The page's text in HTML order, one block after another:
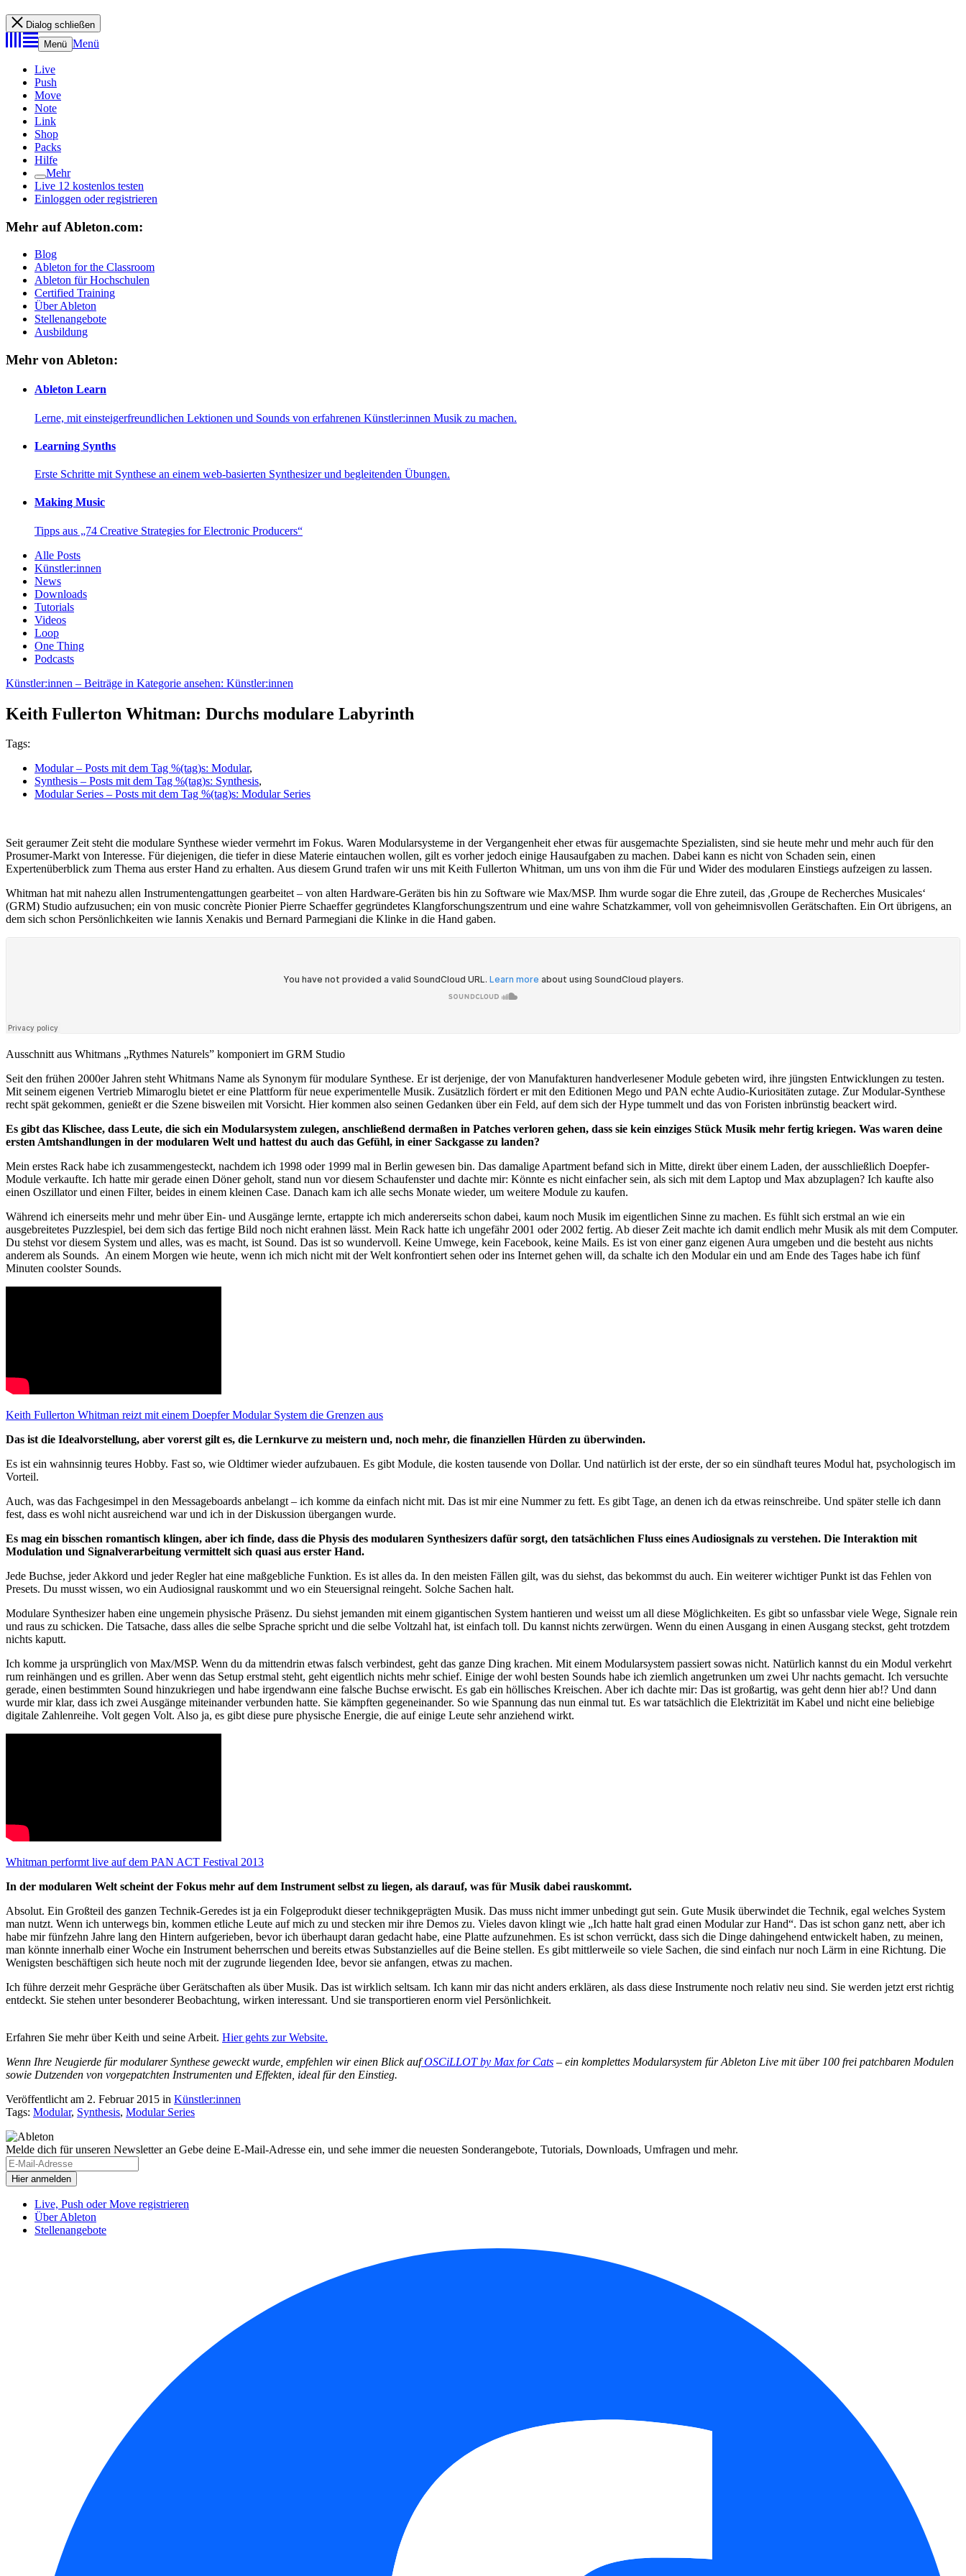
Dialog schließen
Menü Menü
Live
Push
Move
Note
Link
Shop
Packs
Hilfe
Mehr
Live 12 kostenlos testen
Einloggen oder registrieren
Mehr auf Ableton.com:
Blog
Ableton for the Classroom
Ableton für Hochschulen
Certified Training
Über Ableton
Stellenangebote
Ausbildung
Mehr von Ableton:
Ableton Learn
Lerne, mit einsteigerfreundlichen Lektionen und Sounds von erfahrenen Künstler:innen Musik zu machen.
Learning Synths
Erste Schritte mit Synthese an einem web-basierten Synthesizer und begleitenden Übungen.
Making Music
Tipps aus „74 Creative Strategies for Electronic Producers“
Alle Posts
Künstler:innen
News
Downloads
Tutorials
Videos
Loop
One Thing
Podcasts
Künstler:innen – Beiträge in Kategorie ansehen: Künstler:innen
Keith Fullerton Whitman: Durchs modulare Labyrinth
Tags:
Modular– Posts mit dem Tag %(tag)s: Modular,
Synthesis – Posts mit dem Tag %(tag)s: Synthesis,
Modular Series – Posts mit dem Tag %(tag)s: Modular Series
Seit geraumer Zeit steht die modulare Synthese wieder vermehrt im Fokus. Waren Modularsysteme in der Vergangenheit eher etwas für ausgemachte Spezialisten, sind sie heute mehr und mehr auch für den
Prosumer-Markt von Interesse. Für diejenigen, die tiefer in diese Materie eintauchen wollen, gilt es vorher jedoch einige Hausaufgaben zu machen. Dabei kann es nicht von Schaden sein, einen
Expertenüberblick zum Thema aus erster Hand zu erhalten. Aus diesem Grund trafen wir uns mit Keith Fullerton Whitman, um uns von ihm die Für und Wider des modularen Einstiegs aufzeigen zu lassen.
Whitman hat mit nahezu allen Instrumentengattungen gearbeitet – von alten Hardware-Geräten bis hin zu Software wie Max/MSP. Ihm wurde sogar die Ehre zuteil, das ,Groupe de Recherches Musicales‘
(GRM) Studio aufzusuchen; ein von music concrète Pionier Pierre Schaeffer gegründetes Klangforschungszentrum und eine wahre Schatzkammer, voll von geheimnisvollen Gerätschaften. Ein Ort übrigens, an
dem sich schon Persönlichkeiten wie Iannis Xenakis und Bernard Parmegiani die Klinke in die Hand gaben.
Ausschnitt aus Whitmans „Rythmes Naturels” komponiert im GRM Studio
Seit den frühen 2000er Jahren steht Whitmans Name als Synonym für modulare Synthese. Er ist derjenige, der von Manufakturen handverlesener Module gebeten wird, ihre jüngsten Entwicklungen zu testen.
Mit seinem eigenen Vertrieb Mimaroglu bietet er eine Plattform für neue experimentelle Musik. Zusätzlich fördert er mit den Editionen Mego und PAN echte Audio-Kuriositäten zutage. Zur Modular-Synthese
recht spät gekommen, genießt er die Szene bisweilen mit Vorsicht. Hier kommen also seinen Gedanken über ein Feld, auf dem sich der Hype tummelt und das von Foristen inbrünstig beackert wird.
Es gibt das Klischee, dass Leute, die sich ein Modularsystem zulegen, anschließend dermaßen in Patches verloren gehen, dass sie kein einziges Stück Musik mehr fertig kriegen. Was waren deine
ersten Amtshandlungen in der modularen Welt und hattest du auch das Gefühl, in einer Sackgasse zu landen?
Mein erstes Rack habe ich zusammengesteckt, nachdem ich 1998 oder 1999 mal in Berlin gewesen bin. Das damalige Apartment befand sich in Mitte, direkt über einem Laden, der ausschließlich Doepfer-
Module verkaufte. Ich hatte mir gerade einen Döner geholt, stand nun vor diesem Schaufenster und dachte mir: Könnte es nicht einfacher sein, als sich mit dem Laptop und Max abzuplagen? Ich kaufte also
einen Oszillator und einen Filter, beides in einem kleinen Case. Danach kam ich alle sechs Monate wieder, um weitere Module zu kaufen.
Während ich einerseits mehr und mehr über Ein- und Ausgänge lernte, ertappte ich mich andererseits schon dabei, kaum noch Musik im eigentlichen Sinne zu machen. Es fühlt sich erstmal an wie ein
ausgebreitetes Puzzlespiel, bei dem sich das fertige Bild noch nicht erahnen lässt. Mein Rack hatte ich ungefähr 2001 oder 2002 fertig. Ab dieser Zeit machte ich damit endlich mehr Musik als mit dem Computer.
Du stehst vor diesem System und alles, was es macht, ist Sound. Das ist so wundervoll. Keine Umwege, kein Facebook, keine Mails. Es ist von einer ganz eigenen Aura umgeben und die besteht aus nichts
anderem als Sounds. An einem Morgen wie heute, wenn ich mich nicht mit der Welt konfrontiert sehen oder ins Internet gehen will, da schalte ich den Modular ein und am Ende des Tages habe ich fünf
Minuten coolster Sounds.
Keith Fullerton Whitman reizt mit einem Doepfer Modular System die Grenzen aus
Das ist die Idealvorstellung, aber vorerst gilt es, die Lernkurve zu meistern und, noch mehr, die finanziellen Hürden zu überwinden.
Es ist ein wahnsinnig teures Hobby. Fast so, wie Oldtimer wieder aufzubauen. Es gibt Module, die kosten tausende von Dollar. Und natürlich ist der erste, der so ein sündhaft teures Modul hat, psychologisch im
Vorteil.
Auch, was das Fachgesimpel in den Messageboards anbelangt – ich komme da einfach nicht mit. Das ist mir eine Nummer zu fett. Es gibt Tage, an denen ich da etwas reinschreibe. Und später stelle ich dann
fest, dass es wohl nicht ausreichend war und ich in der Diskussion übergangen wurde.
Es mag ein bisschen romantisch klingen, aber ich finde, dass die Physis des modularen Synthesizers dafür sorgt, den tatsächlichen Fluss eines Audiosignals zu verstehen. Die Interaktion mit
Modulation und Signalverarbeitung vermittelt sich quasi aus erster Hand.
Jede Buchse, jeder Akkord und jeder Regler hat eine maßgebliche Funktion. Es ist alles da. In den meisten Fällen gilt, was du siehst, das bekommst du auch. Ein weiterer wichtiger Punkt ist das Fehlen von
Presets. Du musst wissen, wo ein Audiosignal rauskommt und wo ein Steuersignal reingeht. Solche Sachen halt.
Modulare Synthesizer haben eine ungemein physische Präsenz. Du siehst jemanden mit einem gigantischen System hantieren und weisst um all diese Möglichkeiten. Es gibt so unfassbar viele Wege, Signale rein
und raus zu schicken. Die Tatsache, dass alles die selbe Sprache spricht und die selbe Voltzahl hat, ist einfach toll. Du kannst nichts zerwürgen. Wenn du einen Ausgang in einen Ausgang steckst, geht trotzdem
nichts kaputt.
Ich komme ja ursprünglich von Max/MSP. Wenn du da mittendrin etwas falsch verbindest, geht das ganze Ding krachen. Mit einem Modularsystem passiert sowas nicht. Natürlich kannst du ein Modul verkehrt
rum reinhängen und es grillen. Aber wenn das Setup erstmal steht, geht eigentlich nichts mehr schief. Einige der wohl besten Sounds habe ich ziemlich angetrunken um zwei Uhr nachts gemacht. Ich versuchte
gerade, einen bestimmten Sound hinzukriegen und habe irgendwann eine falsche Buchse erwischt. Es gab ein höllisches Kreischen. Aber ich dachte mir: Das ist großartig, was geht denn hier ab!? Und dann
wurde mir klar, dass ich zwei Ausgänge miteinander verbunden hatte. Sie kämpften gegeneinander. So wie Spannung das nun einmal tut. Es war tatsächlich die Elektrizität im Kabel und nicht eine beliebige
digitale Zahlenreihe. Volt gegen Volt. Also ja, es gibt diese pure physische Energie, die auf einige Leute sehr anziehend wirkt.
Whitman performt live auf dem PAN ACT Festival 2013
In der modularen Welt scheint der Fokus mehr auf dem Instrument selbst zu liegen, als darauf, was für Musik dabei rauskommt.
Absolut. Ein Großteil des ganzen Technik-Geredes ist ja ein Folgeprodukt dieser technikgeprägten Musik. Das muss nicht immer unbedingt gut sein. Gute Musik überwindet die Technik, egal welches System
man nutzt. Wenn ich unterwegs bin, kommen etliche Leute auf mich zu und stecken mir ihre Demos zu. Vieles davon klingt wie „Ich hatte halt grad einen Modular zur Hand“. Das ist schon ganz nett, aber ich
habe mir fünfzehn Jahre lang den Hintern aufgerieben, bevor ich überhaupt daran gedacht habe, eine Platte aufzunehmen. Es ist schon verrückt, dass sich die Dinge dahingehend entwickelt haben, zu meinen,
man könnte innerhalb einer Woche ein Instrument beherrschen und bereits etwas Substanzielles auf die Beine stellen. Es gibt mittlerweile so viele Sachen, die sind einfach nur noch Lärm in eine Richtung. Die
Wenigsten beschäftigen sich heute noch mit der zugrunde liegenden Idee, bevor sie anfangen, etwas zu machen.
Ich führe derzeit mehr Gespräche über Gerätschaften als über Musik. Das ist wirklich seltsam. Ich kann mir das nicht anders erklären, als dass diese Instrumente noch relativ neu sind. Sie werden jetzt erst richtig
entdeckt. Sie stehen unter besonderer Beobachtung, wirken interessant. Und sie transportieren enorm viel Persönlichkeit.
Erfahren Sie mehr über Keith und seine Arbeit. Hier gehts zur Website.
Wenn Ihre Neugierde für modularer Synthese geweckt wurde, empfehlen wir einen Blick aufOSCiLLOT by Max for Cats – ein komplettes Modularsystem für Ableton Live mit über 100 frei patchbaren Modulen
sowie Dutzenden von vorgepatchten Instrumenten und Effekten, ideal für den Einstieg.
Veröffentlicht am 2. Februar 2015 in Künstler:innen
Tags: Modular, Synthesis, Modular Series
Melde dich für unseren Newsletter an Gebe deine E-Mail-Adresse ein, und sehe immer die neuesten Sonderangebote, Tutorials, Downloads, Umfragen und mehr.
Live, Push oder Move registrieren
Über Ableton
Stellenangebote